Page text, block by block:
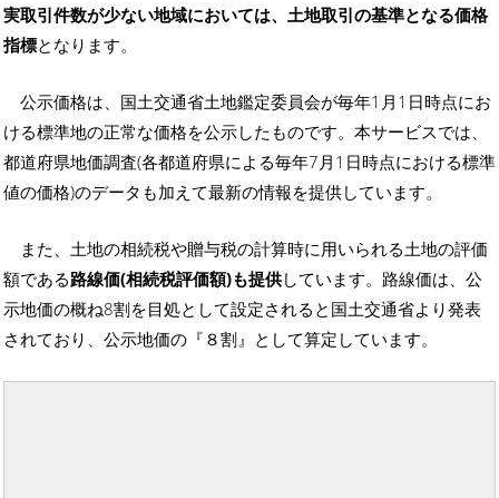
実取引件数が少ない地域においては、土地取引の基準となる価格
指標となります。
公示価格は、国土交通省土地鑑定委員会が毎年1月1日時点にお
ける標準地の正常な価格を公示したものです。本サービスでは、
都道府県地価調査(各都道府県による毎年7月1日時点における標準
値の価格)のデータも加えて最新の情報を提供しています。
また、土地の相続税や贈与税の計算時に用いられる土地の評価
額である路線価(相続税評価額)も提供しています。路線価は、公
示地価の概ね8割を目処として設定されると国土交通省より発表
されており、公示地価の『８割』として算定しています。